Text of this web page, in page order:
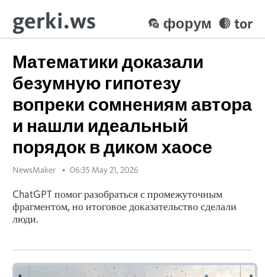
gerki.ws tor
форум
Математики доказали
безумную гипотезу
вопреки сомнениям автора
и нашли идеальный
порядок в диком хаосе
NewsMaker 06:35 May 21, 2026
ChatGPT помог разобраться с промежуточным
фрагментом, но итоговое доказательство сделали
люди.